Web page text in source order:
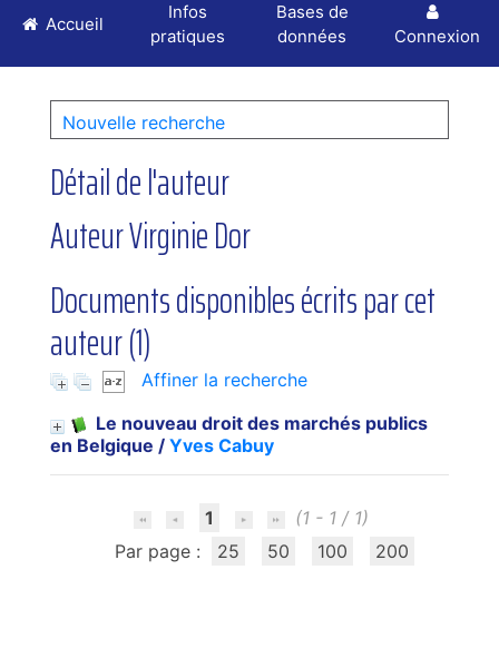
Nouvelle recherche
Détail de l'auteur
Auteur Virginie Dor
Documents disponibles écrits par cet
auteur (1)
Affiner la recherche
Le nouveau droit des marchés publics
en Belgique / Yves Cabuy
1
(1 - 1 / 1)
Par page :
25 50 100 200
Accueil
Infos
pratiques
Bases de
données
Connexion